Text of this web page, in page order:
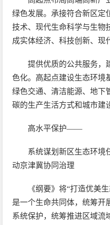
绿色发展。承接符合新区定
技术、现代生命科学与生物
成实体经济、科技创新、现
提供优质的公共服务，
色化。高起点建设生态环境
绿色交通、清洁能源、地下
碳的生产生活方式和城市建
高水平保护——
系统谋划新区生态环境
动京津冀协同治理
《纲要》将“打造优美
是一个生命共同体，统筹开
系统保护，统筹推进区域流